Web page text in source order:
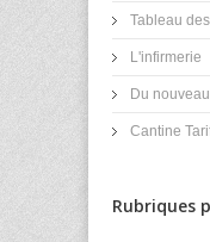
Tableau
L'infirmerie
Du
Cantine
Rubriques